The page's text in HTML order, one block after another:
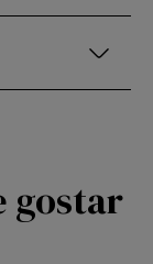
gostar